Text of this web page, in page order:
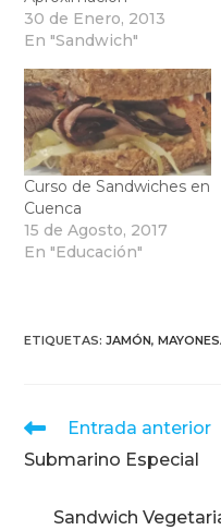
30 de Enero, 2013
En "Sandwich"
Curso de Sandwiches en
Cuenca
15 de Agosto, 2017
En "Educación"
ETIQUETAS:JAMÓN,
Leer
artículos
Entrada anterior
Submarino Especial
Sandwich